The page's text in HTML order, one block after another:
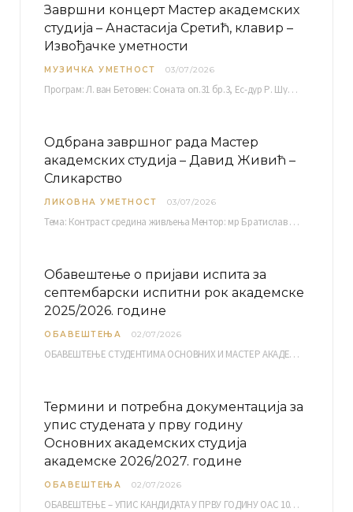
Завршни концерт Мастер академских
студија – Анастасија Сретић, клавир –
Извођачке уметности
МУЗИЧКА УМЕТНОСТ 03/07/2026
Програм: Л. ван Бетовен: Соната оп.31 бр.3, Ес-дур Р. Шуман: Бечки карневал оп.26 К. Дебиси:…
Одбрана завршног рада Мастер
академских студија – Давид Живић –
Сликарство
ЛИКОВНА УМЕТНОСТ 03/07/2026
Тема: Контраст средина живљења Ментор: мр Братислав Башић, редовни професор Среда, 08.07.2026. у…
Обавештење о пријави испита за
септембарски испитни рок академске
2025/2026. године
ОБАВЕШТЕЊА 02/07/2026
ОБАВЕШТЕЊЕ СТУДЕНТИМА ОСНОВНИХ И МАСТЕР АКАДЕМСКИХ СТУДИЈА ЕЛЕКТРОНСКА ПРИЈАВА ИСПИТА за септембарски испитни рок за…
Термини и потребна документација за
упис студената у прву годину
Основних академских студија
академске 2026/2027. године
ОБАВЕШТЕЊА 02/07/2026
ОБАВЕШТЕЊЕ – УПИС КАНДИДАТА У ПРВУ ГОДИНУ ОАС 10, 13, 14, 15. и…